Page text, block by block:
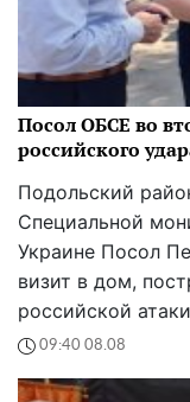
Посол ОБСЕ во
российского
Подольский
Специальной
Украине Посол
визит в дом,
российской
09:40 08.08